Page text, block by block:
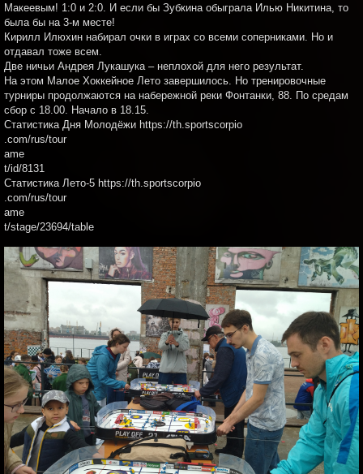
Макеевым! 1:0 и 2:0. И если бы Зубкина обыграла Илью Никитина, то
была бы на 3-м месте!
Кирилл Илюхин набирал очки в играх со всеми соперниками. Но и
отдавал тоже всем.
Две ничьи Андрея Лукашука – неплохой для него результат.
На этом Малое Хоккейное Лето завершилось. Но тренировочные
турниры продолжаются на набережной реки Фонтанки, 88. По средам
сбор с 18.00. Начало в 18.15.
Статистика Дня Молодёжи https://th.sportscorpio
.com/rus/tour
ame
t/id/8131
Статистика Лето-5 https://th.sportscorpio
.com/rus/tour
ame
t/stage/23694/table